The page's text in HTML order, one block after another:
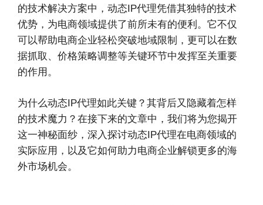
的技术解决方案中，动态IP代理凭借其独特的技术
优势，为电商领域提供了前所未有的便利。它不仅
可以帮助电商企业轻松突破地域限制，更可以在数
据抓取、价格策略调整等关键环节中发挥至关重要
的作用。
为什么动态IP代理如此关键？其背后又隐藏着怎样
的技术魔力？在接下来的文章中，我们将为您揭开
这一神秘面纱，深入探讨动态IP代理在电商领域的
实际应用，以及它如何助力电商企业解锁更多的海
外市场机会。